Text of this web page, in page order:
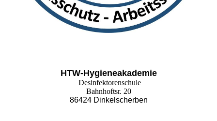
HTW-Hygieneakademie
Desinfektorenschule
Bahnhoftsr. 20
86424 Dinkelscherben